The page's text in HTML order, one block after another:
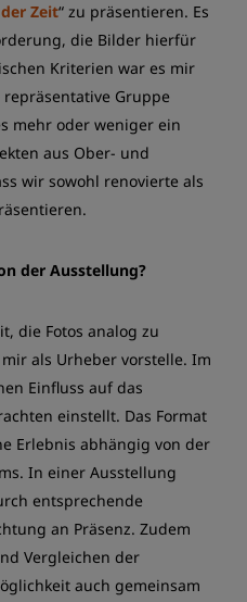
Zeit“ zu präsentieren. Es
die Bilder hierfür
Kriterien war es mir
Gruppe
mehr oder weniger ein
aus Ober- und
wir sowohl renovierte als
der Ausstellung?
die Fotos analog zu
als Urheber vorstelle. Im
Einfluss auf das
einstellt. Das Format
Erlebnis abhängig von der
In einer Ausstellung
entsprechende
an Präsenz. Zudem
Vergleichen der
auch gemeinsam